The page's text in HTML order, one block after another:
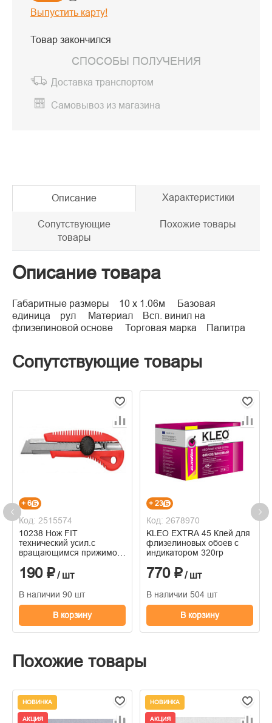
Выпустить карту!
Товар закончился
СПОСОБЫ ПОЛУЧЕНИЯ
Доставка транспортом
Самовывоз из магазина
Описание Характеристики
Сопутствующие
товары
Похожие товары
Описание товара
Габаритные размеры 10 х 1.06м Базовая
единица рул Материал Всп. винил на
флизелиновой основе Торговая марка Палитра
Сопутствующие товары
+ 6
Код: 2515574
10238 Нож FIT
технический усил.с
вращающимся прижимом
190 ₽/ шт
В наличии 90 шт
В корзину
+ 23
Код: 2678970
KLEO EXTRA 45 Клей для
флизелиновых обоев c
индикатором 320гр
770 ₽/ шт
В наличии 504 шт
В корзину
Похожие товары
НОВИНКА
АКЦИЯ
НОВИНКА
АКЦИЯ